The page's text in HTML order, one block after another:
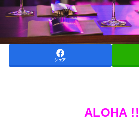
シェア
ALOHA !!